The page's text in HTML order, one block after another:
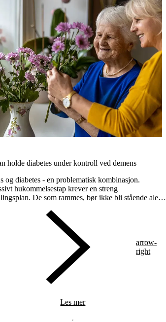
holde diabetes under kontroll ved demens
og diabetes - en problematisk kombinasjon.
hukommelsestap krever en streng
De som rammes, bør ikke bli stående alene
arrow-
right
Les mer